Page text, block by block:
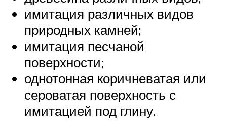
имитация различных видов
природных камней;
имитация песчаной
поверхности;
однотонная коричневатая или
сероватая поверхность с
имитацией под глину.